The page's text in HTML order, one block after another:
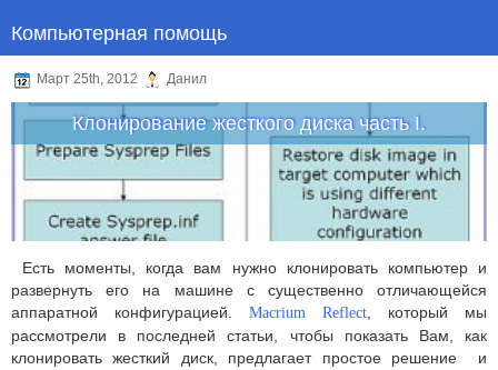
Компьютерная помощь
Март 25th, 2012 Данил
Клонирование жесткого диска часть I.
Есть моменты, когда вам нужно клонировать компьютер и
развернуть его на машине с существенно отличающейся
аппаратной конфигурацией. Macrium Reflect , который мы
рассмотрели в последней статьи, чтобы показать Вам, как
клонировать жесткий диск, предлагает простое решение и